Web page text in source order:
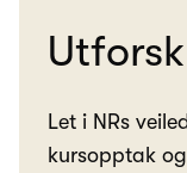
Let i NRs
kursopptak